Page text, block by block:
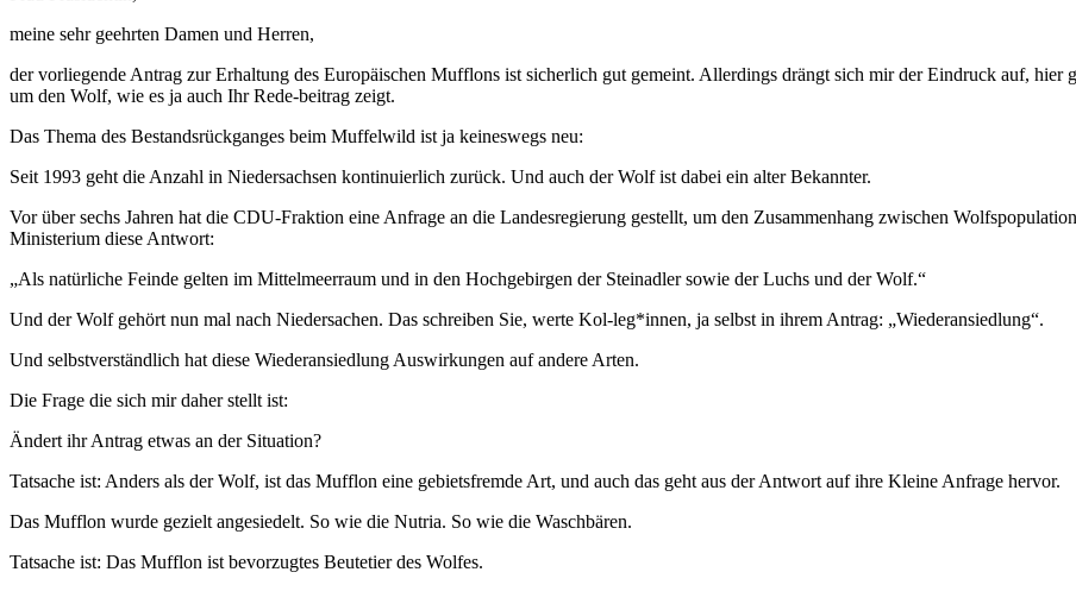
meine sehr geehrten Damen und Herren,
der vorliegende Antrag zur Erhaltung des Europäischen Mufflons ist sicherlich gut gemeint. Allerdings drängt sich mir der Eindruck auf,
um den Wolf, wie es ja auch Ihr Rede-beitrag zeigt.
Das Thema des Bestandsrückganges beim Muffelwild ist ja keineswegs neu:
Seit 1993 geht die Anzahl in Niedersachsen kontinuierlich zurück. Und auch der Wolf ist dabei ein alter Bekannter.
Vor über sechs Jahren hat die CDU-Fraktion eine Anfrage an die Landesregierung gestellt, um den Zusammenhang zwischen
Ministerium diese Antwort:
„Als natürliche Feinde gelten im Mittelmeerraum und in den Hochgebirgen der Steinadler sowie der Luchs und der Wolf.“
Und der Wolf gehört nun mal nach Niedersachen. Das schreiben Sie, werte Kol-leg*innen, ja selbst in ihrem Antrag: „Wiederansiedlung“.
Und selbstverständlich hat diese Wiederansiedlung Auswirkungen auf andere Arten.
Die Frage die sich mir daher stellt ist:
Ändert ihr Antrag etwas an der Situation?
Tatsache ist: Anders als der Wolf, ist das Mufflon eine gebietsfremde Art, und auch das geht aus der Antwort auf ihre Kleine Anfrage hervor.
Das Mufflon wurde gezielt angesiedelt. So wie die Nutria. So wie die Waschbären.
Tatsache ist: Das Mufflon ist bevorzugtes Beutetier des Wolfes.